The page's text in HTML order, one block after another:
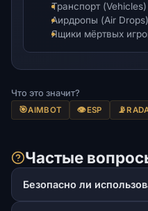
Транспорт (Vehicles)
Аирдропы (Air Drops)
Ящики мёртвых
Что это значит?
🎯AIMBOT 👁️ESP 📡
Частые
Безопасно ли